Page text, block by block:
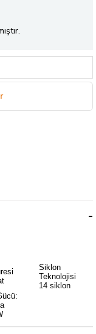
Siklon
Teknolojisi
14 siklon